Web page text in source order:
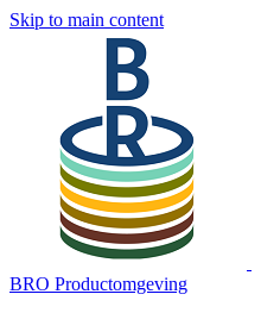
Skip to main content
BRO Productomgeving